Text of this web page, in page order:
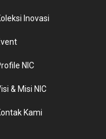
Inovasi
NIC
& Misi NIC
Kami